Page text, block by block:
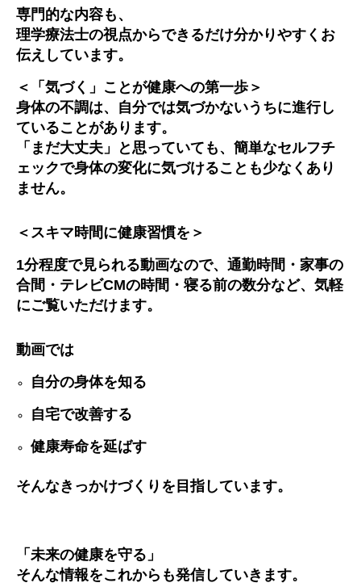
専門的な内容も、
理学療法士の視点からできるだけ分かりやすくお
伝えしています。
＜「気づく」ことが健康への第一歩＞
身体の不調は、自分では気づかないうちに進行し
ていることがあります。
「まだ大丈夫」と思っていても、簡単なセルフチ
ェックで身体の変化に気づけることも少なくあり
ません。
＜スキマ時間に健康習慣を＞
1分程度で見られる動画なので、通勤時間・家事の
合間・テレビCMの時間・寝る前の数分など、気軽
にご覧いただけます。
動画では
自分の身体を知る
自宅で改善する
健康寿命を延ばす
そんなきっかけづくりを目指しています。
「未来の健康を守る」
そんな情報をこれからも発信していきます。